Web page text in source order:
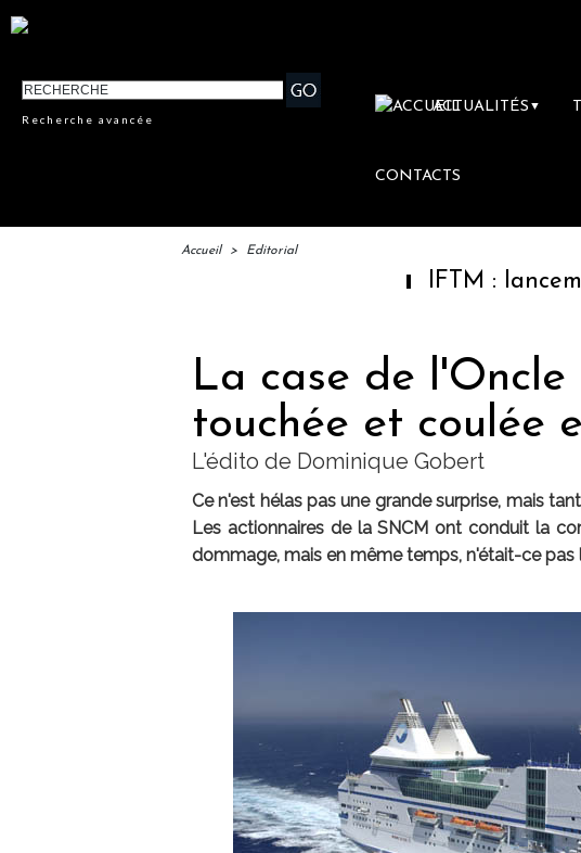
Recherche avancée
ACTUALITÉS ▼
CONTACTS
Accueil > Editorial
IFTM : lancement
La case de
touchée et coulée
L'édito de Dominique Gobert
Ce n'est hélas pas une grande surprise, mais
Les actionnaires de la SNCM ont conduit la
dommage, mais en même temps, n'était-ce pas